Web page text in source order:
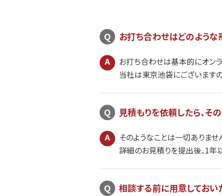
お打ち合わせはどのような
お打ち合わせは基本的にオン
当社は東京池袋にございますの
見積もりを依頼したら、そ
そのようなことは一切ありませ
詳細のお見積りを提出後、1
相談する前に用意しておい